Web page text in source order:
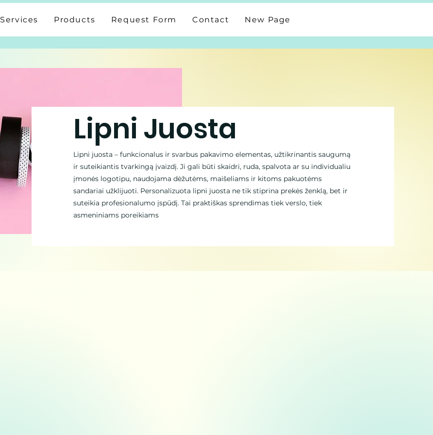
Services Products Request Form Contact New Page
Lipni Juosta
Lipni juosta – funkcionalus ir svarbus pakavimo elementas, užtikrinantis saugumą
ir suteikiantis tvarkingą įvaizdį. Ji gali būti skaidri, ruda, spalvota ar su individualiu
įmonės logotipu, naudojama dėžutėms, maišeliams ir kitoms pakuotėms
sandariai užklijuoti. Personalizuota lipni juosta ne tik stiprina prekės ženklą, bet ir
suteikia profesionalumo įspūdį. Tai praktiškas sprendimas tiek verslo, tiek
asmeniniams poreikiams